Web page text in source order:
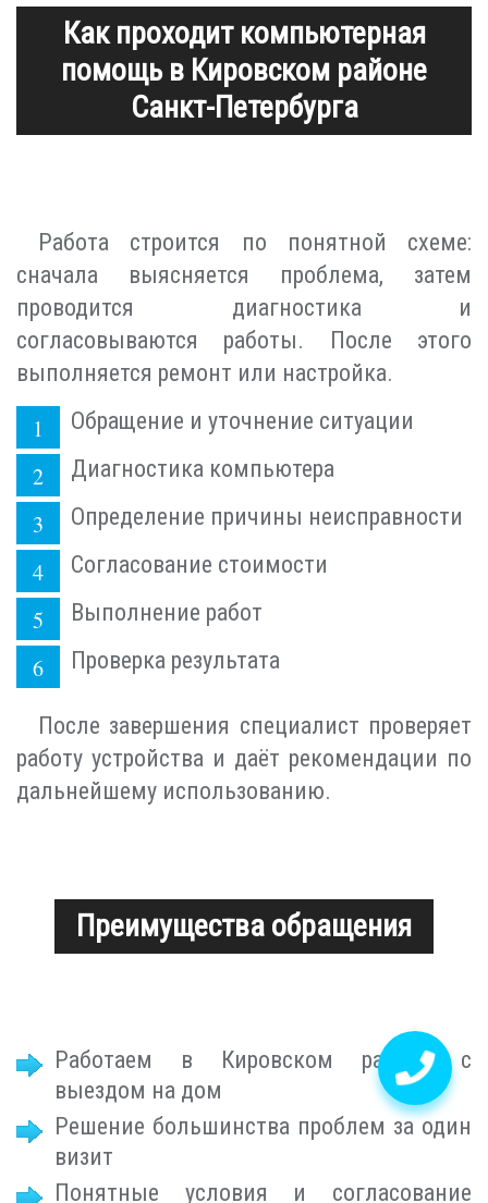
Как проходит компьютерная
помощь в Кировском районе
Санкт-Петербурга
Работа строится по понятной схеме:
сначала выясняется проблема, затем
проводится диагностика и
согласовываются работы. После этого
выполняется ремонт или настройка.
Обращение и уточнение ситуации
Диагностика компьютера
Определение причины неисправности
Согласование стоимости
Выполнение работ
Проверка результата
После завершения специалист проверяет
работу устройства и даёт рекомендации по
дальнейшему использованию.
Преимущества обращения
Работаем в Кировском районе с
выездом на дом
Решение большинства проблем за один
визит
Понятные условия и согласование